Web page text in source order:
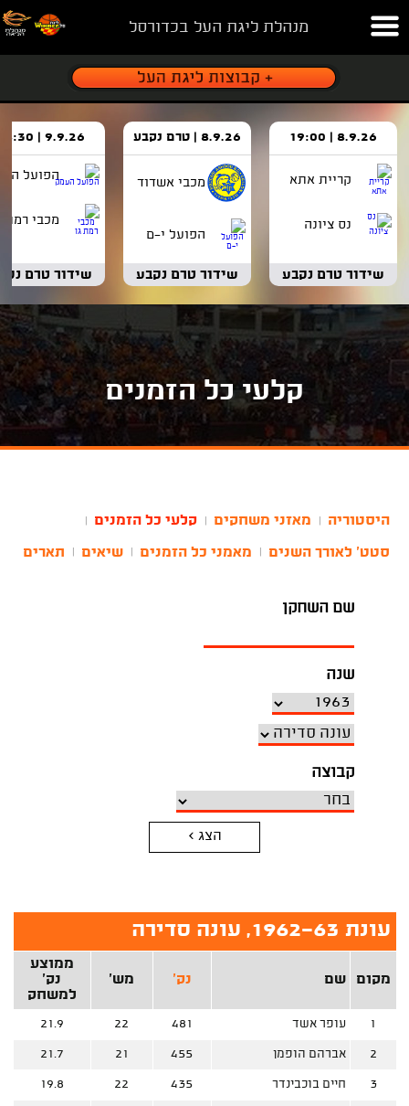
מנהלת ליגת העל בכדורסל
8.9.26 | 19:00
קריית אתא
נס ציונה
שידור טרם נקבע
8.9.26 | טרם נקבע
מכבי אשדוד
הפועל י-ם
שידור טרם נקבע
9.9.26 | 18:30
הפועל
מכבי רמת
שידור טרם
קלעי כל הזמנים
היסטוריה מאזני משחקים קלעי כל הזמנים
סטט' לאורך השנים מאמני כל הזמנים שיאים תארים
שם השחקן
שנה
קבוצה
הצג >
עונת 1962-63, עונה סדירה
מקום שם נק' מש'
ממוצע
נק'
למשחק
1 עופר אשד 481
22
21.9
2 אברהם הופמן 455
21
21.7
3 חיים בוכבינדר 435
22
19.8